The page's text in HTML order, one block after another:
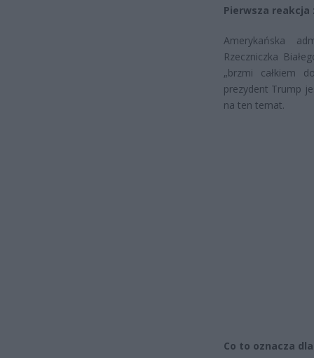
Pierwsza reakcja
Amerykańska
Rzeczniczka
„brzmi całkiem
prezydent Trump
na ten temat.
Co to oznacza